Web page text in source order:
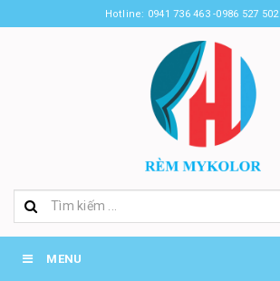
Hotline: 0941 736 463 -0986 527 502
MENU